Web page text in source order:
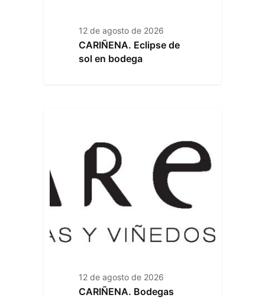
12 de agosto de 2026
CARIÑENA. Eclipse de
sol en bodega
12 de agosto de 2026
CARIÑENA. Bodegas